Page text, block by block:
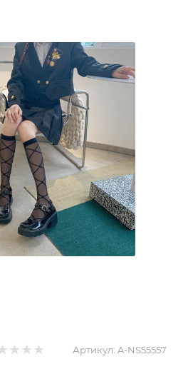
Артикул: A-NS55557